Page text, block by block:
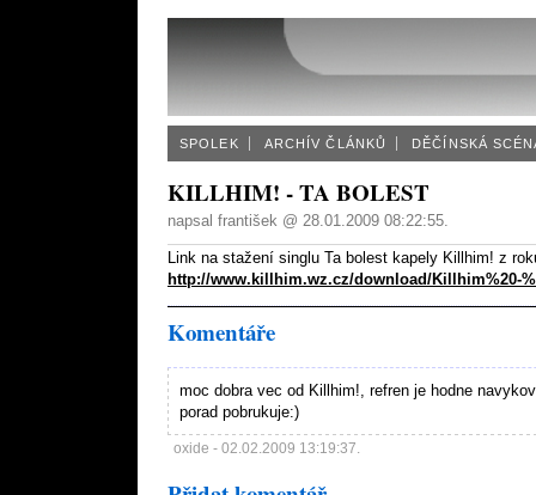
SPOLEK ARCHÍV ČLÁNKŮ DĚČÍNSKÁ
KILLHIM! - TA BOLEST
napsal františek @ 28.01.2009 08:22:55.
Link na stažení singlu Ta bolest kapely Killhim! z
http://www.killhim.wz.cz/download/Killhim%20-
Komentáře
moc dobra vec od Killhim!, refren je hodne
porad pobrukuje:)
oxide - 02.02.2009 13:19:37.